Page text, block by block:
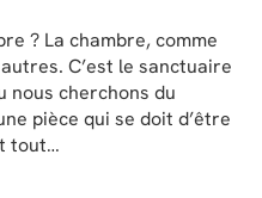
? La chambre, comme
C’est le sanctuaire
nous cherchons du
pièce qui se doit d’être
tout…